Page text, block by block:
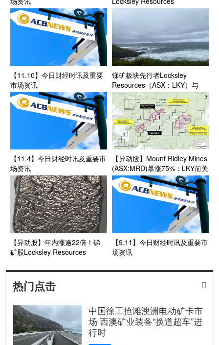
(ASX:LKY)、Felix Gold（ASX:
(ASX:ASL)完成大额增发 股价齐
齐跌落
【11.10】今日财经时讯及重要
市场资讯
锑矿板块先行者Locksley
Resources（ASX：LKY）与
Hazen Research合作 加速美国
锑产业链建设
【11.4】今日财经时讯及重要市
场资讯
【异动股】Mount Ridley Mines
(ASX:MRD)暴涨75%：LKY前关
键矿产高管Allister Caird担任公
司首席执行官
【异动股】年内涨逾22倍！锑
矿股Locksley Resources
1.91亿美元意向融资支持 股价
再度飙升
【9.11】今日财经时讯及重要市
场资讯
热门点击 
中国徐工抢滩澳洲电动矿卡市
场 西澳矿业装备“换道超车”进
行时